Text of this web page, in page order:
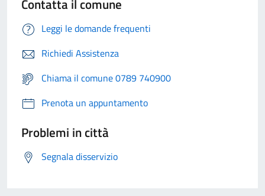
Contatta il comune
Leggi le domande frequenti
Richiedi Assistenza
Chiama il comune 0789 740900
Prenota un appuntamento
Problemi in città
Segnala disservizio